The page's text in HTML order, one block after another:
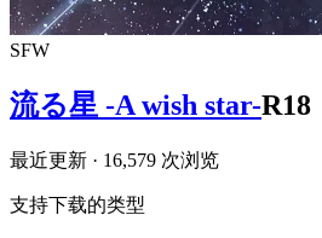
SFW
流る星 -A wish star-R18
最近更新 · 16,579 次浏览
支持下载的类型